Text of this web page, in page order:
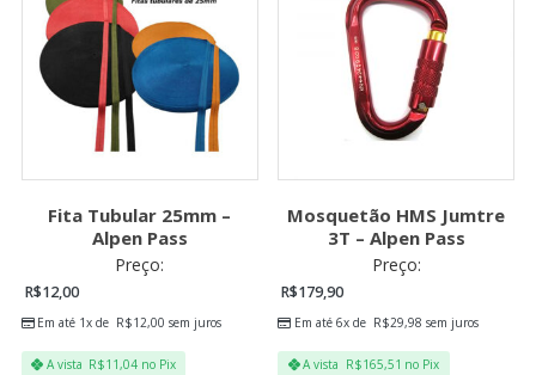
Fita Tubular 25mm –
Alpen Pass
Preço:
R$12,00
Em até 1x de R$12,00 sem juros
A vista R$11,04 no Pix
Mosquetão HMS Jumtre
3T – Alpen Pass
Preço:
R$179,90
Em até 6x de R$29,98 sem juros
A vista R$165,51 no Pix